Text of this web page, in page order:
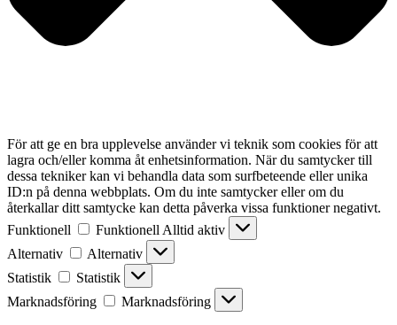
För att ge en bra upplevelse använder vi teknik som cookies för att
lagra och/eller komma åt enhetsinformation. När du samtycker till
dessa tekniker kan vi behandla data som surfbeteende eller unika
ID:n på denna webbplats. Om du inte samtycker eller om du
återkallar ditt samtycke kan detta påverka vissa funktioner negativt.
Funktionell
Funktionell Alltid aktiv
Alternativ
Alternativ
Statistik
Statistik
Marknadsföring
Marknadsföring